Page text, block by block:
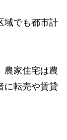
域でも都市計
農家住宅は農
に転売や賃貸